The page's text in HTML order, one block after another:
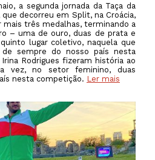
a segunda jornada da Taça da
decorreu em Split, na Croácia,
mais três medalhas, terminando a
– uma de ouro, duas de prata e
lugar coletivo, naquela que
sempre do nosso país nesta
Rodrigues fizeram história ao
vez, no setor feminino, duas
nesta competição. Ler mais